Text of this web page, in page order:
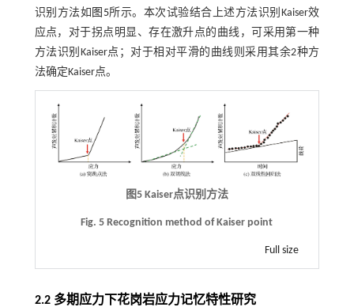
识别方法如 图5所示。本次试验结合上述方法识别Kaiser效
应点，对于拐点明显、存在激升点的曲线，可采用第一种
方法识别Kaiser点；对于相对平滑的曲线则采用其余2种方
法确定Kaiser点。
图5 Kaiser点识别方法
Fig. 5 Recognition method of Kaiser point
Full size
2.2 多期应力下花岗岩应力记忆特性研究